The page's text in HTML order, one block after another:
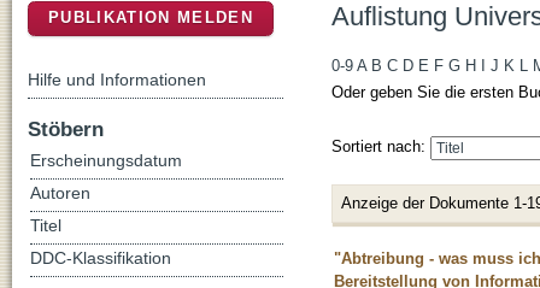
Auflistung
0-9 A B C D E F G H J K L
Oder geben Sie die ersten
Sortiert nach:
Anzeige der Dokumente 1-
"Abtreibung - was muss
Bereitstellung von
PUBLIKATION MELDEN
Hilfe und Informationen
Stöbern
Erscheinungsdatum
Autoren
Titel
DDC-Klassifikation